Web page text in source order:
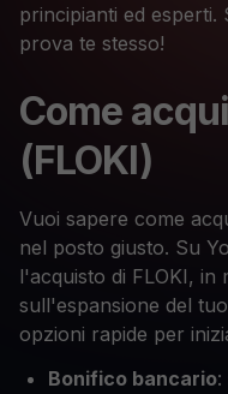
principianti ed esperti.
prova te stesso!
Come
(FLOKI)
Vuoi sapere come
nel posto giusto. Su
l'acquisto di FLOKI,
sull'espansione del
opzioni rapide per
Bonifico bancario: